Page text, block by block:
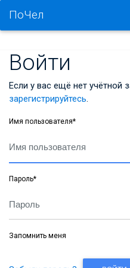
ПоЧел
Войти
Если у вас ещё нет учётной
зарегистрируйтесь.
Имя пользователя*
Пароль*
Запомнить меня